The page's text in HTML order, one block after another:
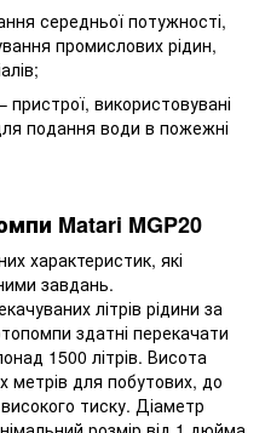
середньої потужності,
промислових рідин,
використовувані
подання води в пожежні
Matari MGP20
характеристик, які
завдань.
літрів рідини за
здатні перекачати
1500 літрів. Висота
метрів для побутових, до
тиску. Діаметр